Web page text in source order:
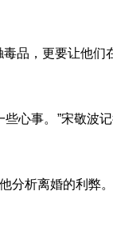
品，更要让他们
心事。”宋敬波
析离婚的利弊